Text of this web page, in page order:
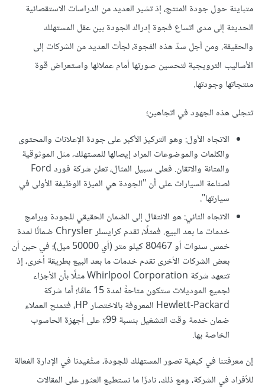
متباينة حول جودة المنتج، إذ تشير العديد من الدراسات الاستقصائية
الحديثة إلى مدى اتساع فجوة إدراك الجودة بين عقل المستهلك
والحقيقة. ومن أجل سدّ هذه الفجوة، لجأت العديد من الشركات إلى
الأساليب الترويجية لتحسين صورتها أمام عملائها واستعراض قوة
منتجاتها وجودتها.
تتجلى هذه الجهود في اتجاهين؛
الاتجاه الأول: وهو التركيز الأكبر على جودة الإعلانات والمحتوى
والكلمات والموضوعات المراد إيصالها للمستهلك، مثل الموثوقية
والمتانة والاتقان. فعلى سبيل المثال، تعلن شركة فورد Ford
لصناعة السيارات على أن "الجودة هي الميزة الوظيفة الأولى في
سيارتها".
الاتجاه الثاني: هو الانتقال إلى الضمان الحقيقي للجودة وبرامج
خدمات ما بعد البيع. فمثلًا، تقدم كرايسلر Chrysler ضمانًا لمدة
خمس سنوات أو 80467 كيلو متر (أي 50000 ميل)؛ في حين أن
بعض الشركات الأخرى تقدم خدمات ما بعد البيع بطريقة أخرى، إذ
تتعهد شركة Whirlpool Corporation مثلًا بأن الأجزاء
لجميع الموديلات ستكون متاحةً لمدة 15 عامًا؛ أما شركة
Hewlett-Packard المعروفة بالاختصار HP، فتمنح العملاء
ضمان خدمة وقت التشغيل بنسبة 99٪ على أجهزة الحاسوب
الخاصة بها.
إن معرفتنا في كيفية تصور المستهلك للجودة، ستُفيدنا في الإدارة الفعالة
للأفراد في الشركة، ومع ذلك، نادرًا ما نستطيع العثور على المقالات